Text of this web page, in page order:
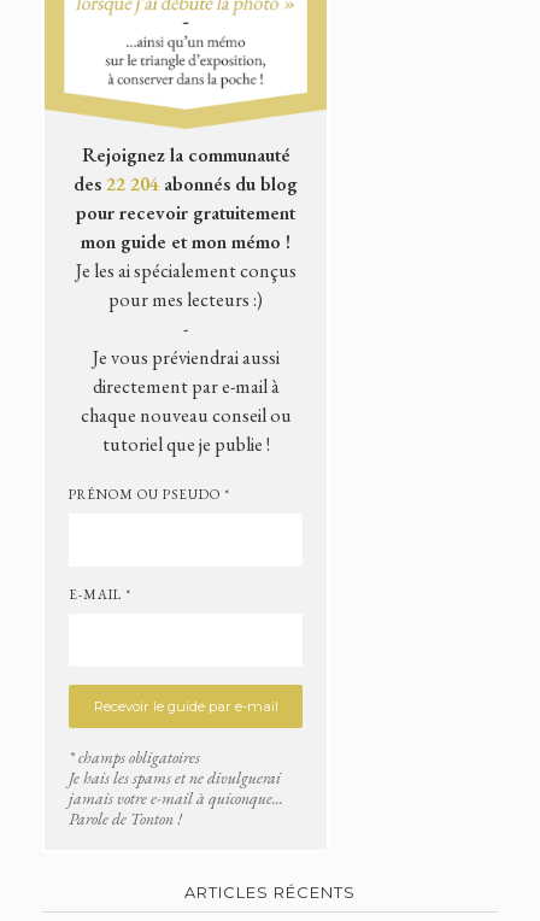
Rejoignez la communauté
des22 204 abonnés du blog
pour recevoir gratuitement
mon guide et mon mémo !
Je les ai spécialement conçus
pour mes lecteurs :)
-
Je vous préviendrai aussi
directement par e-mail à
chaque nouveau conseil ou
tutoriel que je publie !
PRÉNOM OU PSEUDO *
E-MAIL *
* champs obligatoires
Je hais les spams et ne divulguerai
jamais votre e-mail à quiconque...
Parole de Tonton !
ARTICLES RÉCENTS